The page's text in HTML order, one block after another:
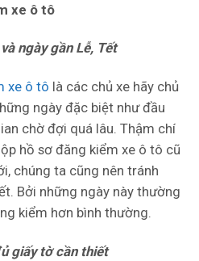
xe ô tô
ngày gần Lễ, Tết
xe ô tô là các chủ xe hãy chủ
ngày đặc biệt như đầu
chờ đợi quá lâu. Thậm chí
hồ sơ đăng kiểm xe ô tô cũ
chúng ta cũng nên tránh
Bởi những ngày này thường
kiểm hơn bình thường.
giấy tờ cần thiết